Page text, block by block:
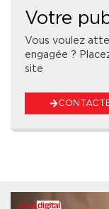
Votre
Vous voulez
engagée ?
site